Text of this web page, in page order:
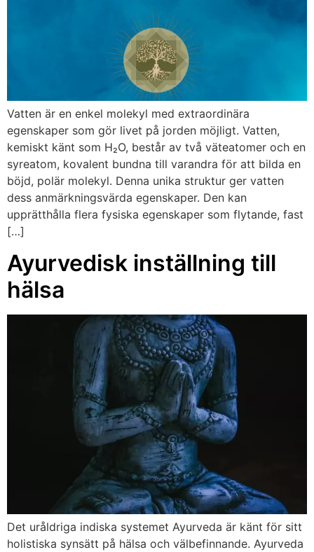
Vatten är en enkel molekyl med extraordinära
egenskaper som gör livet på jorden möjligt. Vatten,
kemiskt känt som H₂O, består av två väteatomer och en
syreatom, kovalent bundna till varandra för att bilda en
böjd, polär molekyl. Denna unika struktur ger vatten
dess anmärkningsvärda egenskaper. Den kan
upprätthålla flera fysiska egenskaper som flytande, fast
[…]
Ayurvedisk inställning till
hälsa
Det uråldriga indiska systemet Ayurveda är känt för sitt
holistiska synsätt på hälsa och välbefinnande. Ayurveda